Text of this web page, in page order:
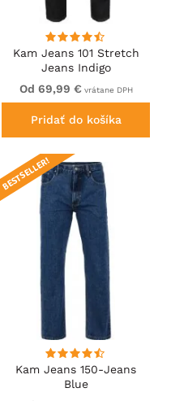
Kam Jeans 101 Stretch
Jeans Indigo
Od 69,99 € vrátane DPH
Pridať do košíka
Kam Jeans 150-Jeans
Blue
BESTSELLER!